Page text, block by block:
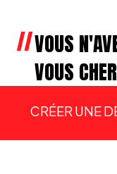
VOUS
VOUS
CRÉER UNE